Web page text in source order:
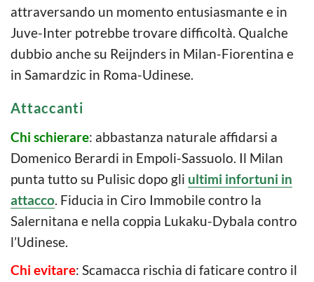
attraversando un momento entusiasmante e in
Juve-Inter potrebbe trovare difficoltà. Qualche
dubbio anche su Reijnders in Milan-Fiorentina e
in Samardzic in Roma-Udinese.
Attaccanti
Chi schierare: abbastanza naturale affidarsi a
Domenico Berardi in Empoli-Sassuolo. Il Milan
punta tutto su Pulisic dopo gli ultimi infortuni in
attacco. Fiducia in Ciro Immobile contro la
Salernitana e nella coppia Lukaku-Dybala contro
l’Udinese.
Chi evitare: Scamacca rischia di faticare contro il